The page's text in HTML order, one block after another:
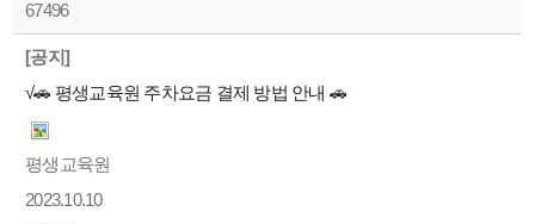
67496
[공지]
√🚗 평생교육원 주차요금 결제 방법 안내 🚗
평생교육원
2023.10.10